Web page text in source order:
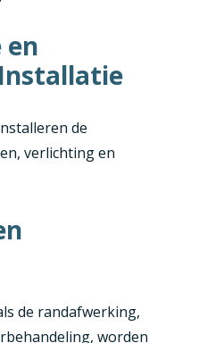
en
de
verlichting en
de randafwerking,
worden